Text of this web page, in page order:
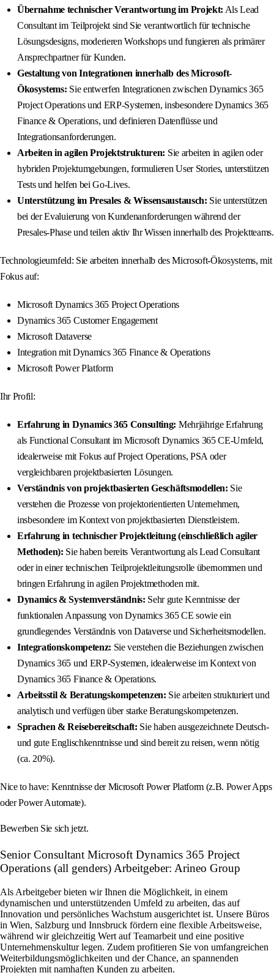
Übernahme technischer Verantwortung im Projekt: Als Lead
Consultant im Teilprojekt sind Sie verantwortlich für technische
Lösungsdesigns, moderieren Workshops und fungieren als primärer
Ansprechpartner für Kunden.
Gestaltung von Integrationen innerhalb des Microsoft-
Ökosystems: Sie entwerfen Integrationen zwischen Dynamics 365
Project Operations und ERP-Systemen, insbesondere Dynamics 365
Finance & Operations, und definieren Datenflüsse und
Integrationsanforderungen.
Arbeiten in agilen Projektstrukturen: Sie arbeiten in agilen oder
hybriden Projektumgebungen, formulieren User Stories, unterstützen
Tests und helfen bei Go-Lives.
Unterstützung im Presales & Wissensaustausch: Sie unterstützen
bei der Evaluierung von Kundenanforderungen während der
Presales-Phase und teilen aktiv Ihr Wissen innerhalb des Projektteams.
Technologieumfeld: Sie arbeiten innerhalb des Microsoft-Ökosystems, mit
Fokus auf:
Microsoft Dynamics 365 Project Operations
Dynamics 365 Customer Engagement
Microsoft Dataverse
Integration mit Dynamics 365 Finance & Operations
Microsoft Power Platform
Ihr Profil:
Erfahrung in Dynamics 365 Consulting: Mehrjährige Erfahrung
als Functional Consultant im Microsoft Dynamics 365 CE-Umfeld,
idealerweise mit Fokus auf Project Operations, PSA oder
vergleichbaren projektbasierten Lösungen.
Verständnis von projektbasierten Geschäftsmodellen: Sie
verstehen die Prozesse von projektorientierten Unternehmen,
insbesondere im Kontext von projektbasierten Dienstleistern.
Erfahrung in technischer Projektleitung (einschließlich agiler
Methoden): Sie haben bereits Verantwortung als Lead Consultant
oder in einer technischen Teilprojektleitungsrolle übernommen und
bringen Erfahrung in agilen Projektmethoden mit.
Dynamics & Systemverständnis: Sehr gute Kenntnisse der
funktionalen Anpassung von Dynamics 365 CE sowie ein
grundlegendes Verständnis von Dataverse und Sicherheitsmodellen.
Integrationskompetenz: Sie verstehen die Beziehungen zwischen
Dynamics 365 und ERP-Systemen, idealerweise im Kontext von
Dynamics 365 Finance & Operations.
Arbeitsstil & Beratungskompetenzen: Sie arbeiten strukturiert und
analytisch und verfügen über starke Beratungskompetenzen.
Sprachen & Reisebereitschaft: Sie haben ausgezeichnete Deutsch-
und gute Englischkenntnisse und sind bereit zu reisen, wenn nötig
(ca. 20%).
Nice to have: Kenntnisse der Microsoft Power Platform (z.B. Power Apps
oder Power Automate).
Bewerben Sie sich jetzt.
Senior Consultant Microsoft Dynamics 365 Project
Operations (all genders) Arbeitgeber: Arineo Group
Als Arbeitgeber bieten wir Ihnen die Möglichkeit, in einem
dynamischen und unterstützenden Umfeld zu arbeiten, das auf
Innovation und persönliches Wachstum ausgerichtet ist. Unsere Büros
in Wien, Salzburg und Innsbruck fördern eine flexible Arbeitsweise,
während wir gleichzeitig Wert auf Teamarbeit und eine positive
Unternehmenskultur legen. Zudem profitieren Sie von umfangreichen
Weiterbildungsmöglichkeiten und der Chance, an spannenden
Projekten mit namhaften Kunden zu arbeiten.